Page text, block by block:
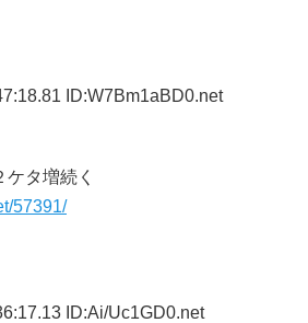
ID:W7Bm1aBD0.net
タ増続く
57391/
ID:Ai/Uc1GD0.net